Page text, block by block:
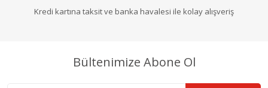
Kredi kartına taksit ve banka havalesi ile kolay alışveriş
Bültenimize Abone Ol